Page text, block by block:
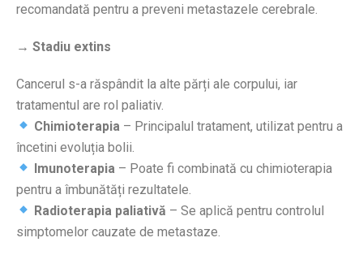
recomandată pentru a preveni metastazele cerebrale.
→ Stadiu extins
Cancerul s-a răspândit la alte părți ale corpului, iar
tratamentul are rol paliativ.
Chimioterapia – Principalul tratament, utilizat pentru a
încetini evoluția bolii.
Imunoterapia – Poate fi combinată cu chimioterapia
pentru a îmbunătăți rezultatele.
Radioterapia paliativă – Se aplică pentru controlul
simptomelor cauzate de metastaze.